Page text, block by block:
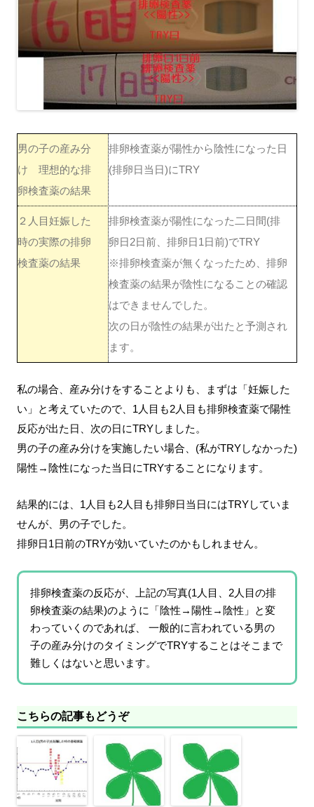
男の子の産み分
け 理想的な排
卵検査薬の結果
排卵検査薬が陽性から陰性になった日
(排卵日当日)にTRY
２人目妊娠した
時の実際の排卵
検査薬の結果
排卵検査薬が陽性になった二日間(排
卵日2日前、排卵日1日前)でTRY
※排卵検査薬が無くなったため、排卵
検査薬の結果が陰性になることの確認
はできませんでした。
次の日が陰性の結果が出たと予測され
ます。
私の場合、産み分けをすることよりも、まずは「妊娠した
い」と考えていたので、1人目も2人目も排卵検査薬で陽性
反応が出た日、次の日にTRYしました。
男の子の産み分けを実施したい場合、(私がTRYしなかった)
陽性→陰性になった当日にTRYすることになります。
結果的には、1人目も2人目も排卵日当日にはTRYしていま
せんが、男の子でした。
排卵日1日前のTRYが効いていたのかもしれません。
排卵検査薬の反応が、上記の写真(1人目、2人目の排
卵検査薬の結果)のように「陰性→陽性→陰性」と変
わっていくのであれば、 一般的に言われている男の
子の産み分けのタイミングでTRYすることはそこまで
難しくはないと思います。
こちらの記事もどうぞ